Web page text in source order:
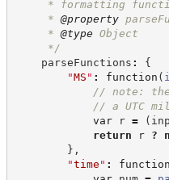
* formatting function
* @property
* @type Object
*/
parseFunctions :
{
"MS " : function (
// note:
// a UTC
var r = (
return r ?
} ,
"time " : function